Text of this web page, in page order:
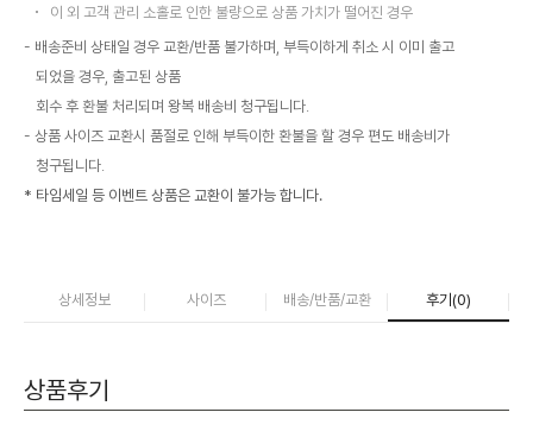
이 외 고객 관리 소홀로 인한 불량으로 상품 가치가 떨어진 경우
배송준비 상태일 경우 교환/반품 불가하며, 부득이하게 취소 시 이미 출고
되었을 경우, 출고된 상품
회수 후 환불 처리되며 왕복 배송비 청구됩니다.
상품 사이즈 교환시 품절로 인해 부득이한 환불을 할 경우 편도 배송비가
청구됩니다.
* 타임세일 등 이벤트 상품은 교환이 불가능 합니다.
상세정보 사이즈 배송/반품/교환 후기(0)
상품후기